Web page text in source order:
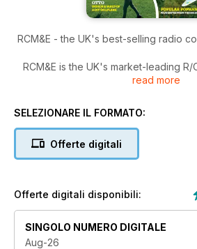
RCM&E - the UK's best-selling radio
RCM&E is the UK's market-leading
control model flying in all its
read more
SELEZIONARE IL FORMATO:
Offerte digitali
Offerte digitali disponibili:
SINGOLO NUMERO DIGITALE
Aug-26